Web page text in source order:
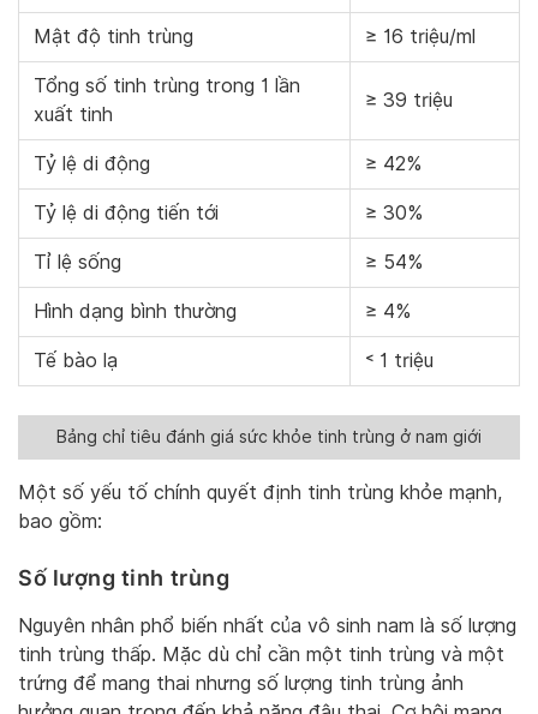
Mật độ tinh trùng ≥ 16 triệu/ml
Tổng số tinh trùng trong 1 lần
xuất tinh
≥ 39 triệu
Tỷ lệ di động ≥ 42%
Tỷ lệ di động tiến tới ≥ 30%
Tỉ lệ sống ≥ 54%
Hình dạng bình thường ≥ 4%
Tế bào lạ ˂ 1 triệu
Bảng chỉ tiêu đánh giá sức khỏe tinh trùng ở nam giới
Một số yếu tố chính quyết định tinh trùng khỏe mạnh,
bao gồm:
Số lượng tinh trùng
Nguyên nhân phổ biến nhất của vô sinh nam là số lượng
tinh trùng thấp. Mặc dù chỉ cần một tinh trùng và một
trứng để mang thai nhưng số lượng tinh trùng ảnh